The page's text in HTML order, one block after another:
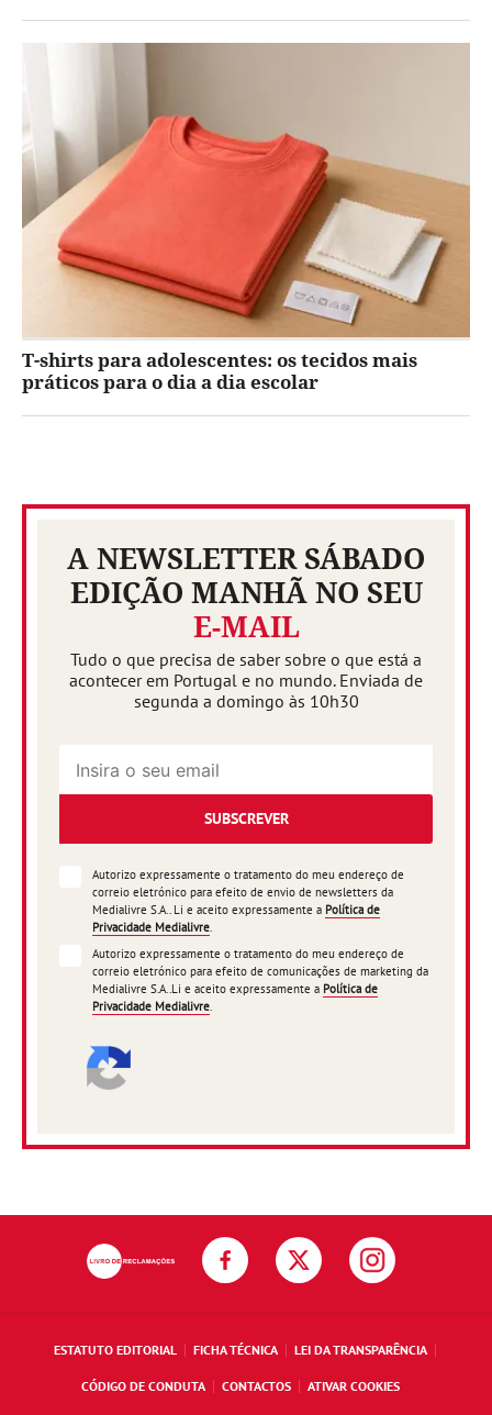
T-shirts para adolescentes: os tecidos mais
práticos para o dia a dia escolar
A NEWSLETTER SÁBADO
EDIÇÃO MANHÃ NO SEU
E-MAIL
Tudo o que precisa de saber sobre o que está a
acontecer em Portugal e no mundo. Enviada de
segunda a domingo às 10h30
SUBSCREVER
Autorizo expressamente o tratamento do meu endereço de
correio eletrónico para efeito de envio de newsletters da
Medialivre S.A.. Li e aceito expressamente a Política de
Privacidade Medialivre.
Autorizo expressamente o tratamento do meu endereço de
correio eletrónico para efeito de comunicações de marketing da
Medialivre S.A..Li e aceito expressamente a Política de
Privacidade Medialivre.
ESTATUTO EDITORIAL FICHA TÉCNICA LEI DA TRANSPARÊNCIA
CÓDIGO DE CONDUTA CONTACTOS ATIVAR COOKIES